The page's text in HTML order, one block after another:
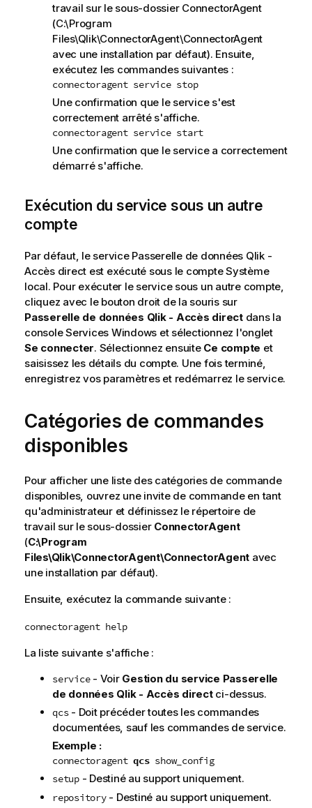
travail sur le sous-dossier ConnectorAgent
(C:\Program
Files\Qlik\ConnectorAgent\ConnectorAgent
avec une installation par défaut). Ensuite,
exécutez les commandes suivantes :
connectoragent service stop
Une confirmation que le service s'est
correctement arrêté s'affiche.
connectoragent service start
Une confirmation que le service a correctement
démarré s'affiche.
Exécution du service sous un autre
compte
Par défaut, le service Passerelle de données Qlik -
Accès direct est exécuté sous le compte Système
local. Pour exécuter le service sous un autre compte,
cliquez avec le bouton droit de la souris sur
Passerelle de données Qlik - Accès directdans la
console Services Windows et sélectionnez l'onglet
Se connecter. Sélectionnez ensuite Ce compte et
saisissez les détails du compte. Une fois terminé,
enregistrez vos paramètres et redémarrez le service.
Catégories de commandes
disponibles
Pour afficher une liste des catégories de commande
disponibles, ouvrez une invite de commande en tant
qu'administrateur et définissez le répertoire de
travail sur le sous-dossier ConnectorAgent
(C:\Program
Files\Qlik\ConnectorAgent\ConnectorAgent avec
une installation par défaut).
Ensuite, exécutez la commande suivante :
connectoragent help
La liste suivante s'affiche :
service- Voir Gestion du service Passerelle
de données Qlik - Accès directci-dessus.
qcs- Doit précéder toutes les commandes
documentées, sauf les commandes de service.
Exemple :
connectoragentqcs show_config
setup- Destiné au support uniquement.
repository- Destiné au support uniquement.